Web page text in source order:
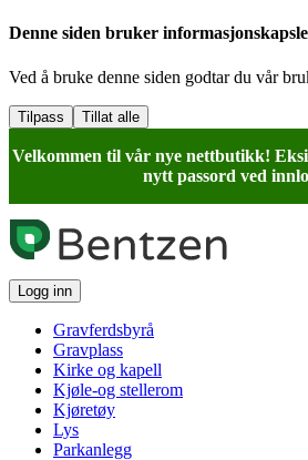
Denne siden bruker
Ved å bruke denne siden godtar du vår
Tilpass Tillat alle
Velkommen til vår nye nettbutikk!
nytt passord ved
Logg inn
Gravferdsbyrå
Gravplass
Kirke og kapell
Kjøle-og stellerom
Kjøretøy
Lys
Parkanlegg